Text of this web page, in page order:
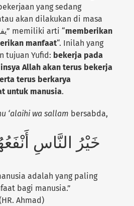
yang sedang
akan dilakukan di masa
mendatang. Yufid “يفيد” memiliki arti “memberikan
manfaat“. Inilah yang
tujuan Yufid: bekerja pada
Allah akan terus bekerja
terus berkarya
untuk manusia.
‘alaihi wa sallam bersabda,
خَيْرُ النَّاسِ
adalah yang paling
bagi manusia.”
Ahmad)